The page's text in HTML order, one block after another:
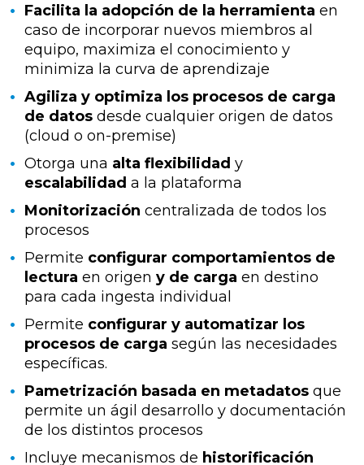
Facilita la adopción de la herramienta en
caso de incorporar nuevos miembros al
equipo, maximiza el conocimiento y
minimiza la curva de aprendizaje
Agiliza y optimiza los procesos de carga
de datos desde cualquier origen de datos
(cloud o on-premise)
Otorga una alta flexibilidad y
escalabilidad a la plataforma
Monitorización centralizada de todos los
procesos
Permite configurar comportamientos de
lectura en origen y de carga en destino
para cada ingesta individual
Permite configurar y automatizar los
procesos de carga según las necesidades
específicas.
Pametrización basada en metadatosque
permite un ágil desarrollo y documentación
de los distintos procesos
Incluye mecanismos de historificación